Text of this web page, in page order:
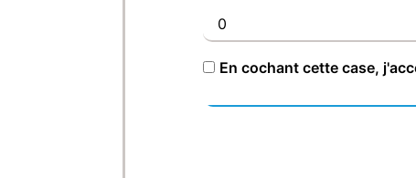
En cochant cette case,